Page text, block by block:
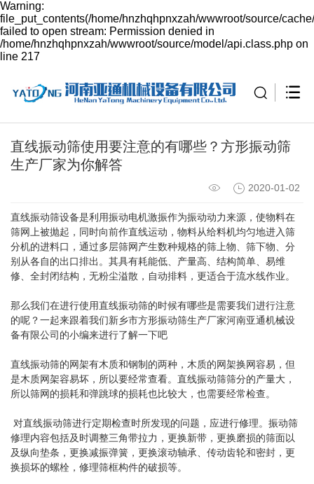
Warning:
file_put_contents(/home/hnzhqhpnxzah/wwwroot/source/
failed to open stream: Permission denied in
/home/hnzhqhpnxzah/wwwroot/source/model/api.class.php on
line 217
直线振动筛使用要注意的有哪些？方形振动筛
生产厂家为你解答
2020-01-02
直线振动筛设备是利用振动电机激振作为振动动力来源，使物料在
筛网上被抛起，同时向前作直线运动，物料从给料机均匀地进入筛
分机的进料口，通过多层筛网产生数种规格的筛上物、筛下物、分
别从各自的出口排出。其具有耗能低、产量高、结构简单、易维
修、全封闭结构，无粉尘溢散，自动排料，更适合于流水线作业。
那么我们在进行使用直线振动筛的时候有哪些是需要我们进行注意
的呢？一起来跟着我们新乡市方形振动筛生产厂家河南亚通机械设
备有限公司的小编来进行了解一下吧
直线振动筛的网架有木质和钢制的两种，木质的网架换网容易，但
是木质网架容易坏，所以要经常查看。直线振动筛筛分的产量大，
所以筛网的损耗和弹跳球的损耗也比较大，也需要经常检查。
对直线振动筛进行定期检查时所发现的问题，应进行修理。振动筛
修理内容包括及时调整三角带拉力，更换新带，更换磨损的筛面以
及纵向垫条，更换减振弹簧，更换滚动轴承、传动齿轮和密封，更
换损坏的螺栓，修理筛框构件的破损等。